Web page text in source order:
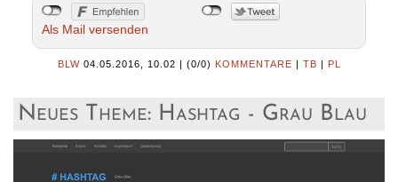
Als Mail versenden
BLW 04.05.2016, 10.02 | (0/0) KOMMENTARE | TB | PL
Neues Theme: Hashtag - Grau Blau